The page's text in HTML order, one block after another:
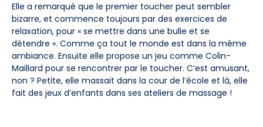
Elle a remarqué que le premier toucher peut sembler
bizarre, et commence toujours par des exercices de
relaxation, pour « se mettre dans une bulle et se
détendre ». Comme ça tout le monde est dans la même
ambiance. Ensuite elle propose un jeu comme Colin-
Maillard pour se rencontrer par le toucher. C’est amusant,
non ? Petite, elle massait dans la cour de l’école et là, elle
fait des jeux d’enfants dans ses ateliers de massage !